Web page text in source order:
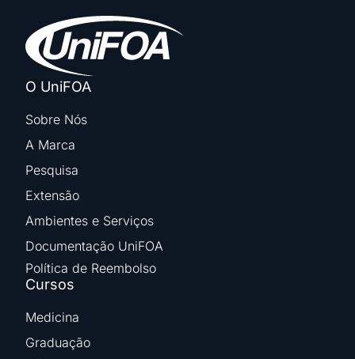
O UniFOA
Sobre Nós
A Marca
Pesquisa
Extensão
Ambientes e Serviços
Documentação UniFOA
Política de Reembolso
Cursos
Medicina
Graduação